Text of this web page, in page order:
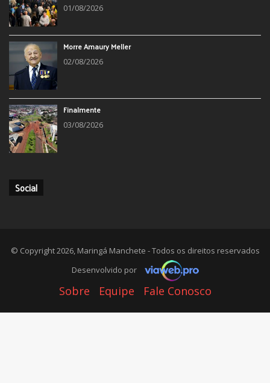
01/08/2026
Morre Amaury Meller
02/08/2026
Finalmente
03/08/2026
Social
© Copyright 2026, Maringá Manchete - Todos os direitos reservados
Desenvolvido por
Sobre Equipe Fale Conosco